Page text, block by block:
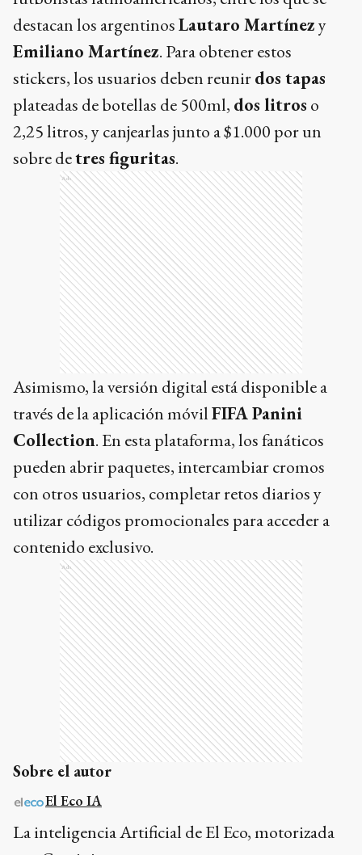
destacan los argentinosLautaro Martínezy
Emiliano Martínez. Para obtener estos
stickers, los usuarios deben reunirdos tapas
plateadas de botellas de 500ml, dos litros o
2,25 litros, y canjearlas junto a $1.000 por un
sobre detres figuritas.
Ads
Asimismo, la versión digital está disponible a
través de la aplicación móvilFIFA Panini
Collection. En esta plataforma, los fanáticos
pueden abrir paquetes, intercambiar cromos
con otros usuarios, completar retos diarios y
utilizar códigos promocionales para acceder a
contenido exclusivo.
Ads
Sobre el autor
El Eco IA
La inteligencia Artificial de El Eco, motorizada